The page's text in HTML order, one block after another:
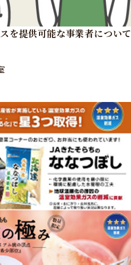
を提供可能な事業者について